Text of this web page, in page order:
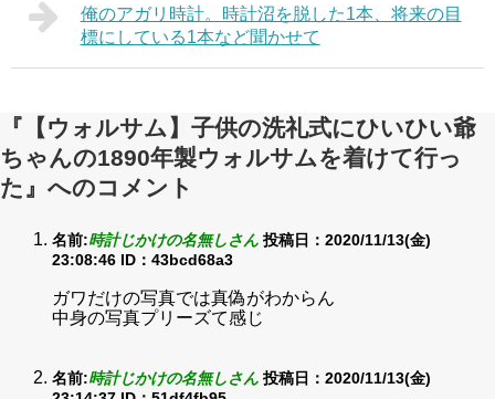
俺のアガリ時計。時計沼を脱した1本、将来の目
標にしている1本など聞かせて
『【ウォルサム】子供の洗礼式にひいひい爺
ちゃんの1890年製ウォルサムを着けて行っ
た』へのコメント
名前:時計じかけの名無しさん 投稿日：2020/11/13(金)
23:08:46 ID：43bcd68a3
ガワだけの写真では真偽がわからん
中身の写真プリーズて感じ
名前:時計じかけの名無しさん 投稿日：2020/11/13(金)